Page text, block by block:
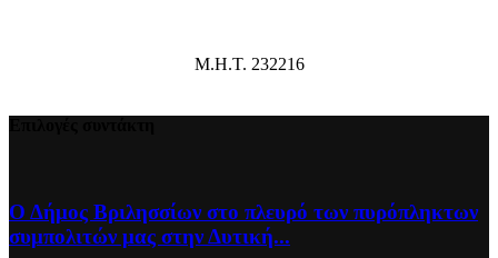
Μ.Η.Τ. 232216
Ο Δήμος Βριλησσίων στο πλευρό των πυρόπληκτων
συμπολιτών μας στην Δυτική...